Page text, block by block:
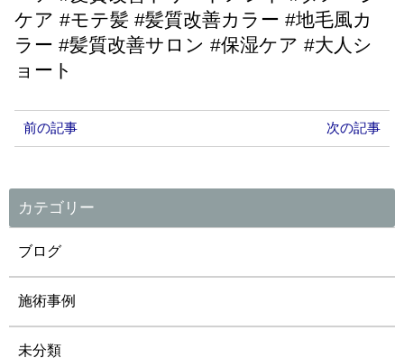
ケア #モテ髪 #髪質改善カラー #地毛風カ
ラー #髪質改善サロン #保湿ケア #大人シ
ョート
前の記事 次の記事
カテゴリー
ブログ
施術事例
未分類